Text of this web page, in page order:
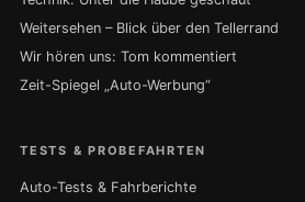
Weitersehen – Blick über den Tellerrand
Wir hören uns: Tom kommentiert
Zeit-Spiegel „Auto-Werbung“
TESTS & PROBEFAHRTEN
Auto-Tests & Fahrberichte